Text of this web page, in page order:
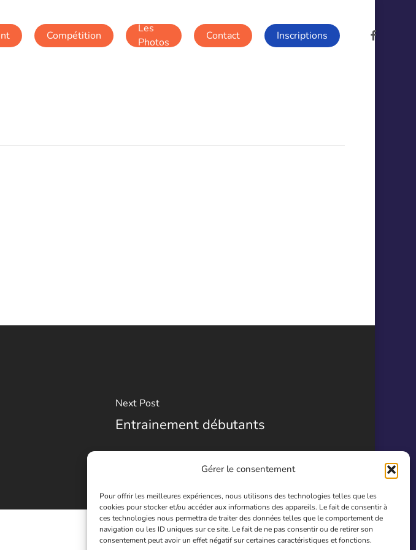
Gérer le consentement
Pour offrir les meilleures expériences, nous utilisons des technologies telles que les
cookies pour stocker et/ou accéder aux informations des appareils. Le fait de consentir à
ces technologies nous permettra de traiter des données telles que le comportement de
navigation ou les ID uniques sur ce site. Le fait de ne pas consentir ou de retirer son
consentement peut avoir un effet négatif sur certaines caractéristiques et fonctions.
Compétition
Les
Photos
Contact Inscriptions facebook
Next Post
Entrainement débutants